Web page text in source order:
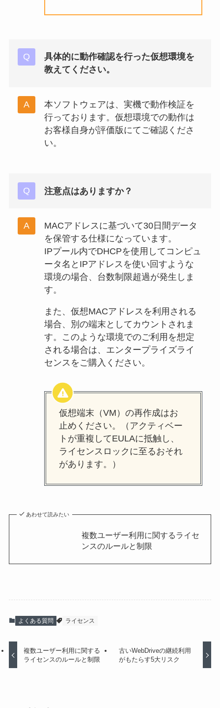
具体的に動作確認を行った仮想環境を
教えてください。
本ソフトウェアは、実機で動作検証を
行っております。仮想環境での動作は
お客様自身が評価版にてご確認くださ
い。
注意点はありますか？
MACアドレスに基づいて30日間データ
を保管する仕様になっています。
IPプール内でDHCPを使用してコンピュ
ータ名とIPアドレスを使い回すような
環境の場合、台数制限超過が発生しま
す。
また、仮想MACアドレスを利用される
場合、別の端末としてカウントされま
す。このような環境でのご利用を想定
される場合は、エンタープライズライ
センスをご購入ください。
仮想端末（VM）の再作成はお
止めください。（アクティベー
トが重複してEULAに抵触し、
ライセンスロックに至るおそれ
があります。）
あわせて読みたい
複数ユーザー利用に関するライセ
ンスのルールと制限
よくある質問 ライセンス
複数ユーザー利用に関する
ライセンスのルールと制限
古いWebDriveの継続利用
がもたらす5大リスク